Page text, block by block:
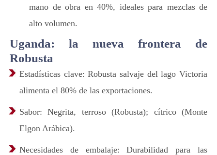
mano de obra en 40%, ideales para mezclas de
alto volumen.
Uganda: la nueva frontera de
Robusta
Estadísticas clave: Robusta salvaje del lago Victoria
alimenta el 80% de las exportaciones.
Sabor: Negrita, terroso (Robusta); cítrico (Monte
Elgon Arábica).
Necesidades de embalaje: Durabilidad para las